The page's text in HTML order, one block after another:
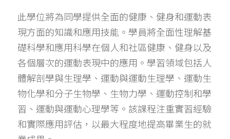
此學位將為同學提供全面的健康、健身和運動表
現方面的知識和應用技能。學員將全面性理解基
礎科學和應用科學在個人和社區健康、健身以及
各個層次的運動表現中的應用。學習領域包括人
體解剖學與生理學、運動與運動生理學、運動生
物化學和分子生物學、生物力學、運動控制和學
習、運動與運動心理學等。該課程注重實習經驗
和實際應用評估，以最大程度地提高畢業生的就